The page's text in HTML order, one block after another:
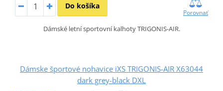
Do košíka
Porovnať
Dámské letní sportovní kalhoty TRIGONIS-AIR.
Dámske športové nohavice iXS TRIGONIS-AIR X63044
dark grey-black DXL